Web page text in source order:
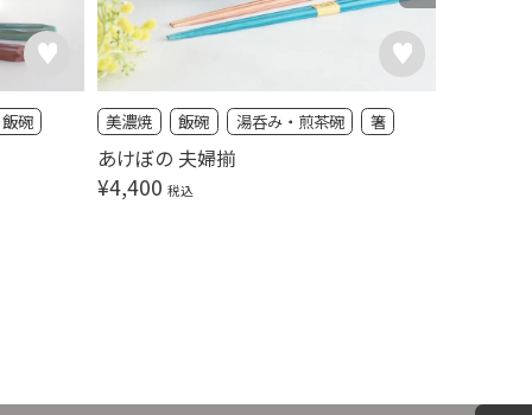
飯碗
あけぼの 夫婦揃
美濃焼 飯碗 湯呑み・煎茶碗 箸
¥4,400 税込